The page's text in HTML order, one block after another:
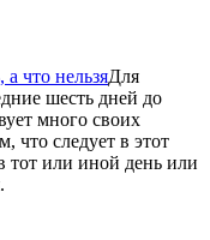
Для
шесть дней до
много своих
что следует в этот
тот или иной день или